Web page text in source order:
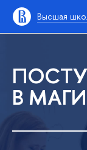
Высшая
В